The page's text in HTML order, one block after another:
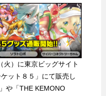
）に東京ビッグサイト
ット８５」にて販売し
や「THE KEMONO